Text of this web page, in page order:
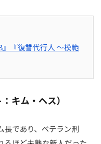
『復讐代行人 ～模範
キム・ヘス）
長であり、ベテラン刑